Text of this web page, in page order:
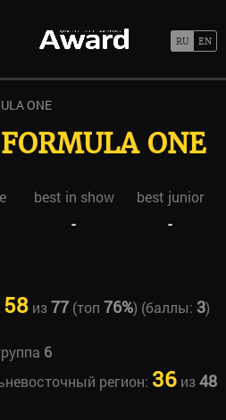
ONE
ONE
best in show
best junior
- -
58из77(топ 76%) (баллы: 3)
6
регион: 36из48